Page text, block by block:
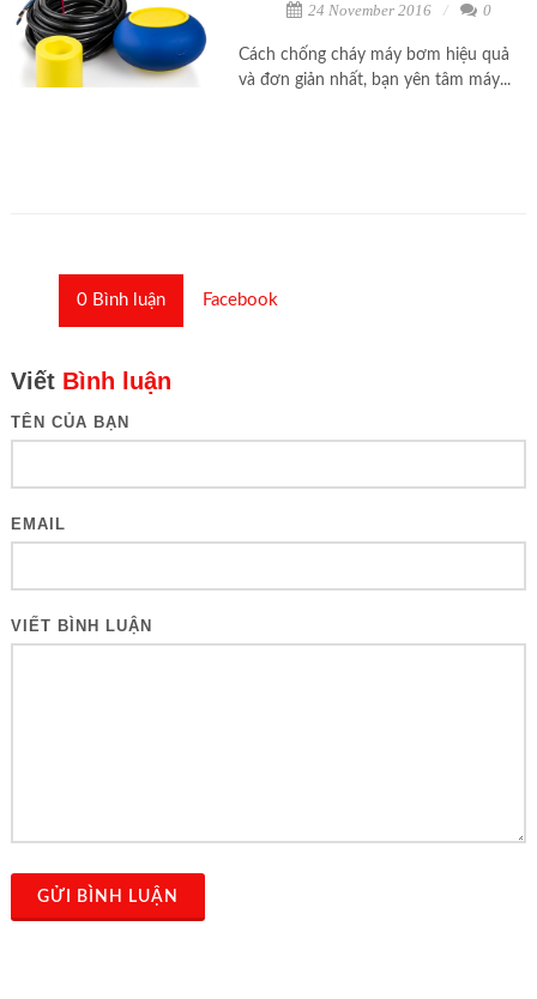
24 November 2016 0
Cách chống cháy máy bơm hiệu quả
và đơn giản nhất, bạn yên tâm máy...
0Bình luận Facebook
Viết Bình luận
TÊN CỦA BẠN
EMAIL
VIẾT BÌNH LUẬN
GỬI BÌNH LUẬN